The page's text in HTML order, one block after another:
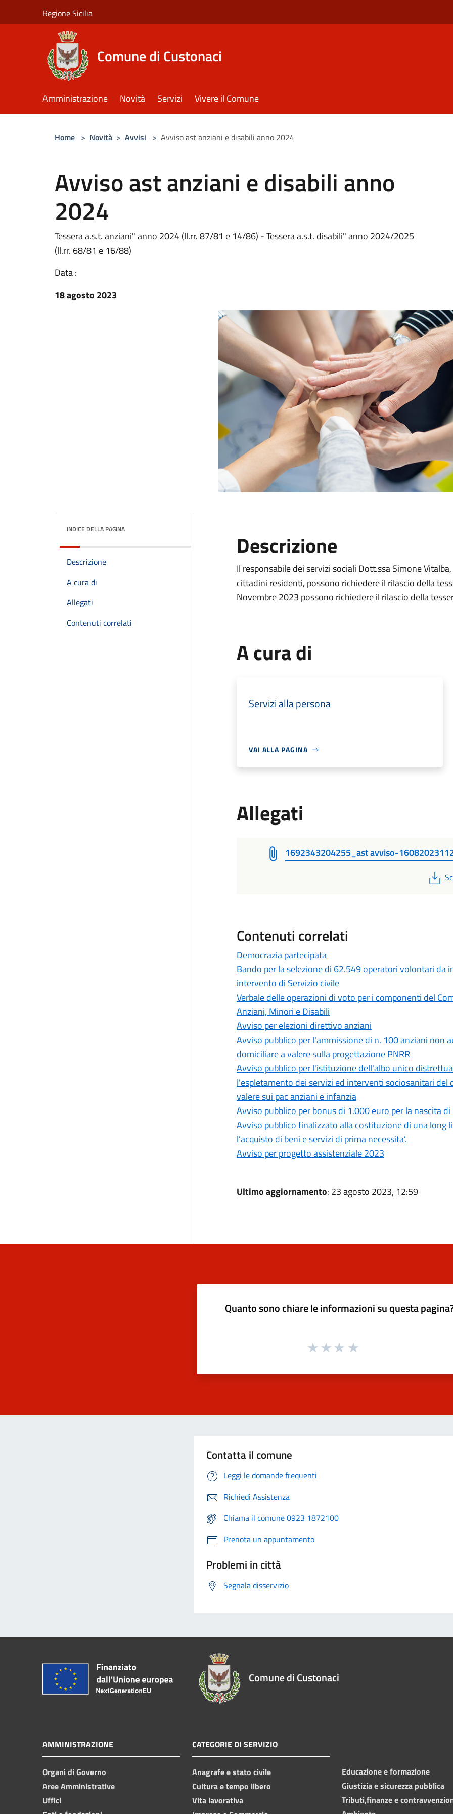
Regione Sicilia
Comune di Custonaci
Amministrazione Novità Servizi Vivere il Comune
Home > Novità > Avvisi > Avviso ast anziani e disabili anno 2024
Avviso ast anziani e disabili anno
2024
Tessera a.s.t. anziani" anno 2024 (ll.rr. 87/81 e 14/86) - Tessera a.s.t. disabili" anno 2024/2025
(ll.rr. 68/81 e 16/88)
Data :
18 agosto 2023
INDICE DELLA PAGINA
Descrizione
A cura di
Allegati
Contenuti correlati
Descrizione
Il responsabile dei servizi sociali Dott.ssa Simone
cittadini residenti, possono richiedere il rilascio della
Novembre 2023 possono richiedere il rilascio della
A cura di
Servizi alla persona
VAI ALLA PAGINA
Allegati
1692343204255_ast avviso-
Contenuti correlati
Democrazia partecipata
Bando per la selezione di 62.549 operatori volontari
intervento di Servizio civile
Verbale delle operazioni di voto per i componenti del
Anziani, Minori e Disabili
Avviso per elezioni direttivo anziani
Avviso pubblico per l'ammissione di n. 100 anziani non
domiciliare a valere sulla progettazione PNRR
Avviso pubblico per l'istituzione dell'albo unico
l'espletamento dei servizi ed interventi sociosanitari
valere sui pac anziani e infanzia
Avviso pubblico per bonus di 1.000 euro per la nascita
Avviso pubblico finalizzato alla costituzione di una long
l’acquisto di beni e servizi di prima necessita’.
Avviso per progetto assistenziale 2023
Ultimo aggiornamento: 23 agosto 2023, 12:59
Quanto sono chiare le informazioni su questa
Contatta il comune
Leggi le domande frequenti
Richiedi Assistenza
Chiama il comune 0923 1872100
Prenota un appuntamento
Problemi in città
Segnala disservizio
Comune di Custonaci
AMMINISTRAZIONE
Organi di Governo
Aree Amministrative
Uffici
CATEGORIE DI SERVIZIO
Anagrafe e stato civile
Cultura e tempo libero
Vita lavorativa
Educazione e formazione
Giustizia e sicurezza pubblica
Tributi,finanze e